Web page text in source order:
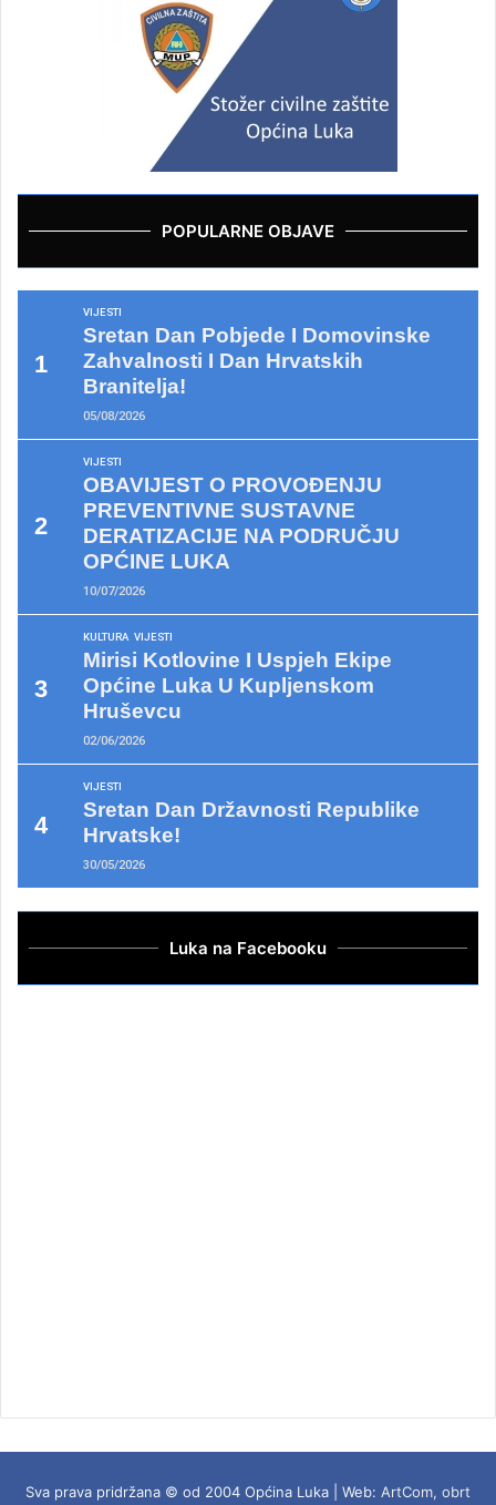
POPULARNE OBJAVE
VIJESTI
Sretan Dan Pobjede I Domovinske
Zahvalnosti I Dan Hrvatskih
Branitelja!
05/08/2026
VIJESTI
OBAVIJEST O PROVOĐENJU
PREVENTIVNE SUSTAVNE
DERATIZACIJE NA PODRUČJU
OPĆINE LUKA
10/07/2026
KULTURA VIJESTI
Mirisi Kotlovine I Uspjeh Ekipe
Općine Luka U Kupljenskom
Hruševcu
02/06/2026
VIJESTI
Sretan Dan Državnosti Republike
Hrvatske!
30/05/2026
Luka na Facebooku
Sva prava pridržana © od 2004 Općina Luka | Web: ArtCom, obrt